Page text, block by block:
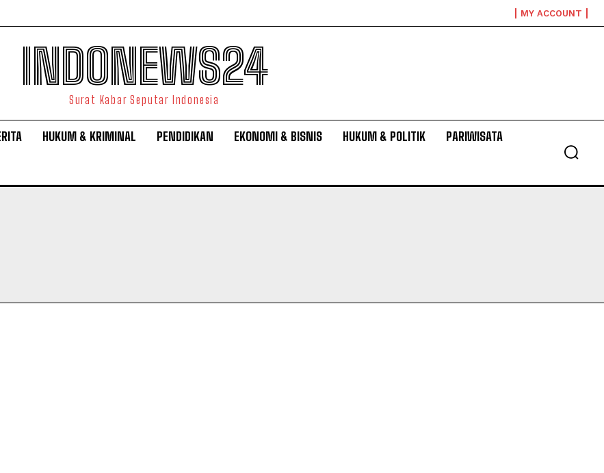
MY ACCOUNT
INDONEWS24
Surat Kabar Seputar Indonesia
HUKUM & KRIMINAL PENDIDIKAN EKONOMI & BISNIS HUKUM & POLITIK PARIWISATA